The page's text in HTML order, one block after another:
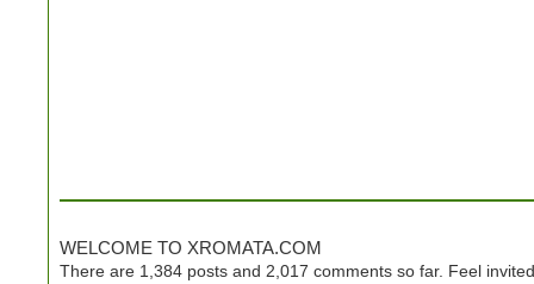
WELCOME TO XROMATA.COM
There are 1,384 posts and 2,017 comments so far. Feel invited